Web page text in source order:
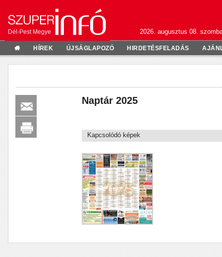
Dél-Pest Megye 2026. augusztus 08.
HÍREK ÚJSÁGLAPOZÓ HIRDETÉSFELADÁS
Naptár 2025
Kapcsolódó képek